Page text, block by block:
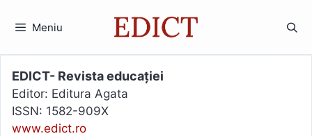
Meniu
EDICT- Revista educației
Editor: Editura Agata
ISSN: 1582-909X
www.edict.ro